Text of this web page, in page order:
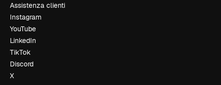
Assistenza clienti
Instagram
YouTube
LinkedIn
TikTok
Discord
X